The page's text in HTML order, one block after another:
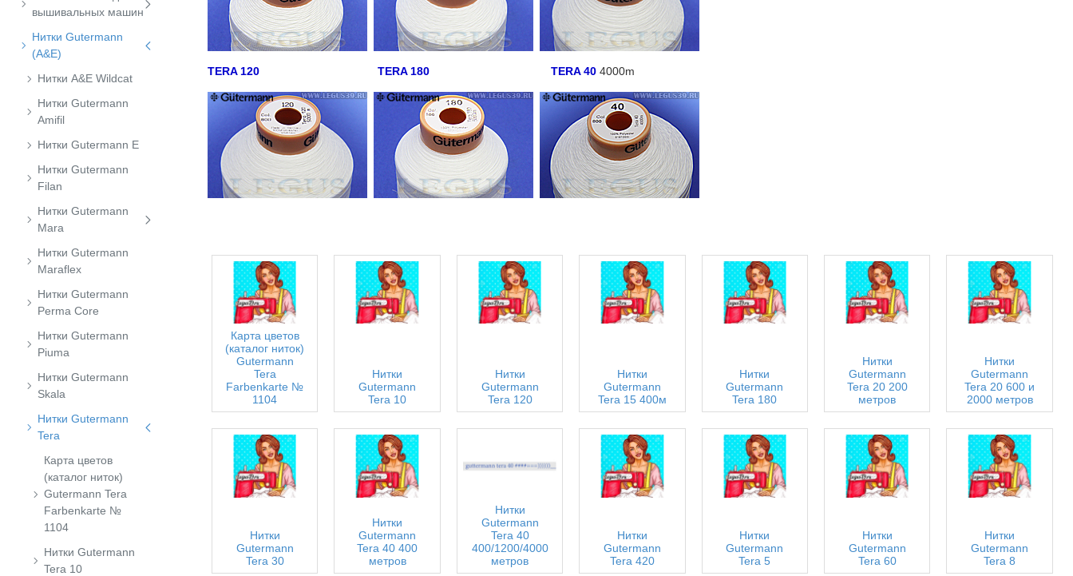
вышивальных машин
Нитки Gutermann
(A&E)
Нитки A&E Wildcat
Нитки Gutermann
Amifil
Нитки Gutermann E
Нитки Gutermann
Filan
Нитки Gutermann
Mara
Нитки Gutermann
Maraflex
Нитки Gutermann
Perma Core
Нитки Gutermann
Piuma
Нитки Gutermann
Skala
Нитки Gutermann
Tera
Карта цветов
(каталог ниток)
Gutermann Tera
Farbenkarte №
1104
Нитки Gutermann
Tera 10
TERA 120 TERA 180 TERA 40 4000m
Карта цветов
(каталог ниток)
Gutermann
Tera
Farbenkarte №
1104
Нитки
Gutermann
Tera 10
Нитки
Gutermann
Tera 120
Нитки
Gutermann
Tera 15 400м
Нитки
Gutermann
Tera 180
Нитки
Gutermann
Tera 20 200
метров
Нитки
Gutermann
Tera 20 600 и
2000 метров
Нитки
Gutermann
Tera 30
Нитки
Gutermann
Tera 40 400
метров
Нитки
Gutermann
Tera 40
400/1200/4000
метров
Нитки
Gutermann
Tera 420
Нитки
Gutermann
Tera 5
Нитки
Gutermann
Tera 60
Нитки
Gutermann
Tera 8